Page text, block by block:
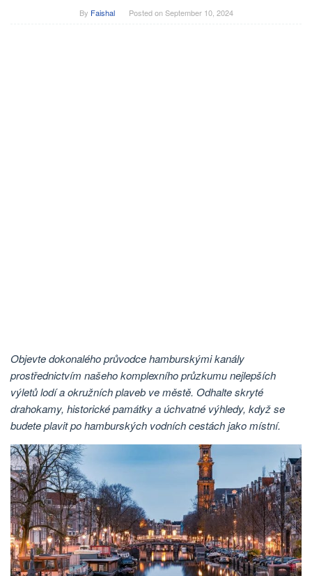
By Faishal Posted onSeptember 10, 2024
Objevte dokonalého průvodce hamburskými kanály
prostřednictvím našeho komplexního průzkumu nejlepších
výletů lodí a okružních plaveb ve městě. Odhalte skryté
drahokamy, historické památky a úchvatné výhledy, když se
budete plavit po hamburských vodních cestách jako místní.